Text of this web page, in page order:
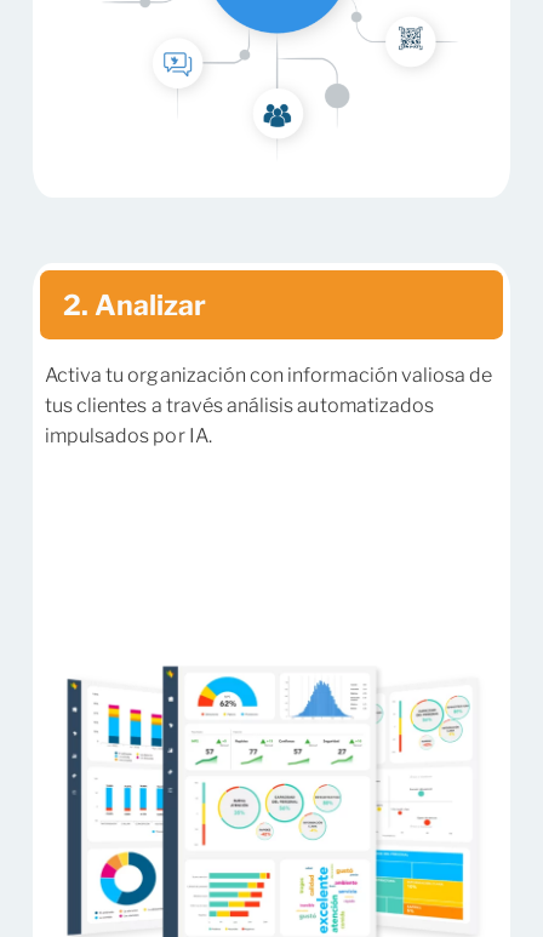
2. Analizar
Activa tu organización con información valiosa de
tus clientes a través análisis automatizados
impulsados por IA.